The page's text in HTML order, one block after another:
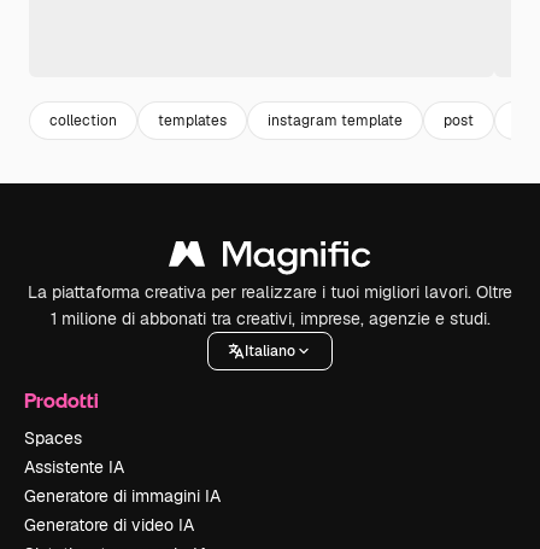
collection templates instagram template post
La piattaforma creativa per realizzare i tuoi migliori lavori. Oltre
1 milione di abbonati tra creativi, imprese, agenzie e studi.
Italiano
Prodotti
Spaces
Assistente IA
Generatore di immagini IA
Generatore di video IA